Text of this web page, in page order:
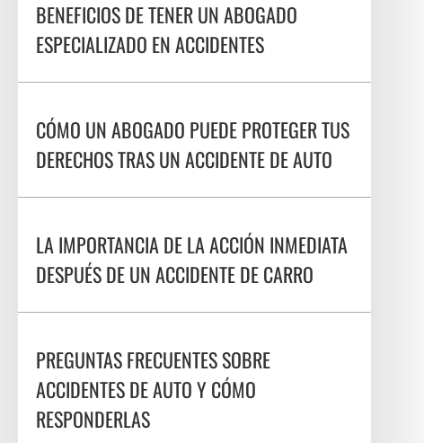
BENEFICIOS DE TENER UN ABOGADO
ESPECIALIZADO EN ACCIDENTES
CÓMO UN ABOGADO PUEDE PROTEGER TUS
DERECHOS TRAS UN ACCIDENTE DE AUTO
LA IMPORTANCIA DE LA ACCIÓN INMEDIATA
DESPUÉS DE UN ACCIDENTE DE CARRO
PREGUNTAS FRECUENTES SOBRE
ACCIDENTES DE AUTO Y CÓMO
RESPONDERLAS